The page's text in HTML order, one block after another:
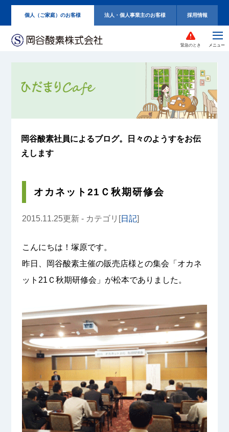
個人（ご家庭）のお客様 法人・個人事業主のお客様 採用情報
緊急のとき
岡谷酸素社員によるブログ。
日々のようすをお伝
えします
オカネット21Ｃ秋期研修会
2015.11.25更新 - カテゴリ[日記]
こんにちは！塚原です。
昨日、岡谷酸素主催の販売店様との集会「オカネ
ット21Ｃ秋期研修会」が松本でありました。